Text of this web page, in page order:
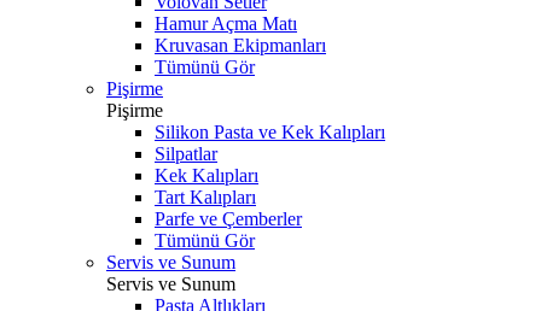
Hamur Açma Matı
Kruvasan Ekipmanları
Tümünü Gör
Pişirme
Pişirme
Silikon Pasta ve Kek Kalıpları
Silpatlar
Kek Kalıpları
Tart Kalıpları
Parfe ve Çemberler
Tümünü Gör
Servis ve Sunum
Servis ve Sunum
Pasta Altlıkları